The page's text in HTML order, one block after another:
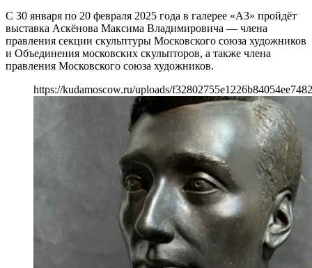
С 30 января по 20 февраля 2025 года в галерее «А3» пройдёт
выставка Аскёнова Максима Владимировича — члена
правления секции скульптуры Московского союза художников
и Объединения московских скульпторов, а также члена
правления Московского союза художников.
https://kudamoscow.ru/uploads/